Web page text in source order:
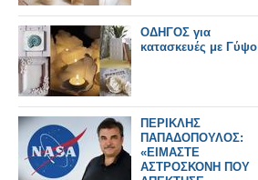
ΟΔΗΓΟΣ για
κατασκευές με Γύψο
ΠΕΡΙΚΛΗΣ
ΠΑΠΑΔΟΠΟΥΛΟΣ:
«ΕΙΜΑΣΤΕ
ΑΣΤΡΟΣΚΟΝΗ ΠΟΥ